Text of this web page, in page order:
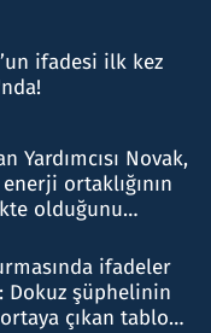
ifadesi ilk kez
Yardımcısı Novak,
ortaklığının
olduğunu
ifadeler
şüphelinin
çıkan tablo